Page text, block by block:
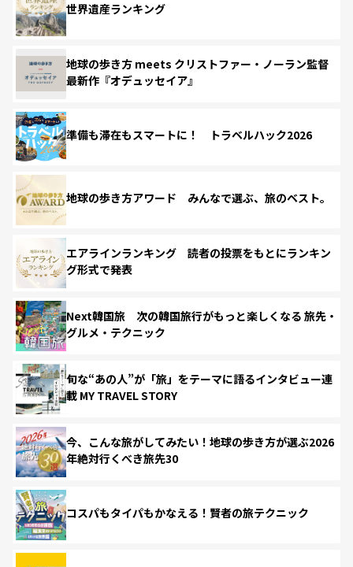
世界遺産ランキング
地球の歩き方 meets クリストファー・ノーラン監督
最新作『オデュッセイア』
準備も滞在もスマートに！ トラベルハック2026
地球の歩き方アワード みんなで選ぶ、旅のベスト。
エアラインランキング 読者の投票をもとにランキン
グ形式で発表
Next韓国旅 次の韓国旅行がもっと楽しくなる 旅先・
グルメ・テクニック
旬な“あの人”が「旅」をテーマに語るインタビュー連
載 MY TRAVEL STORY
今、こんな旅がしてみたい！地球の歩き方が選ぶ2026
年絶対行くべき旅先30
コスパもタイパもかなえる！賢者の旅テクニック